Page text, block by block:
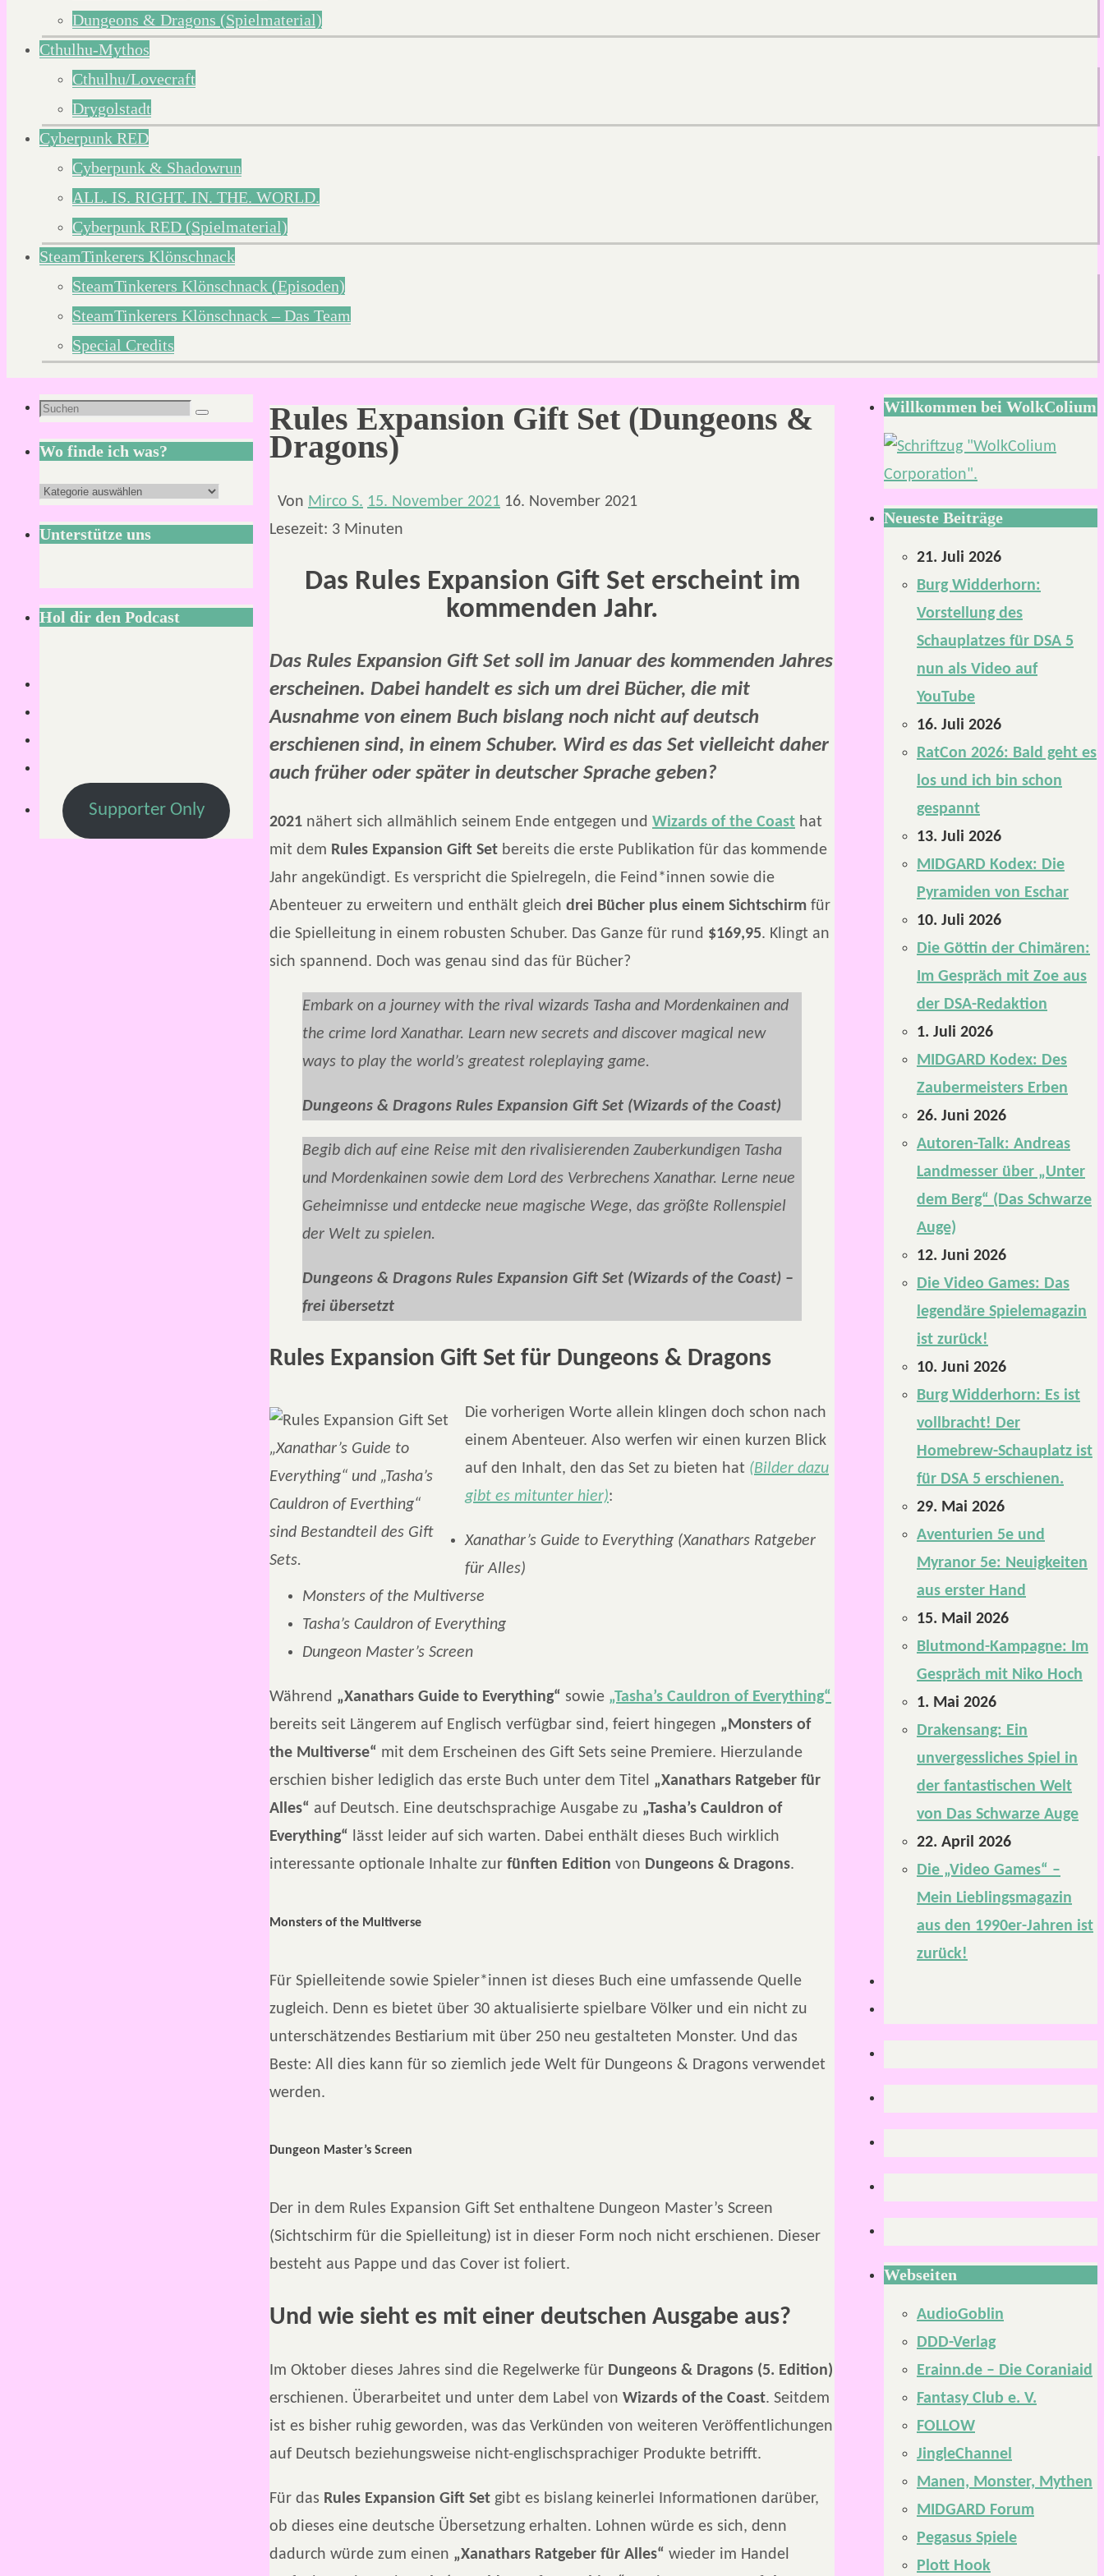
Dungeons & Dragons (Spielmaterial)
Cthulhu-Mythos
Cthulhu/Lovecraft
Drygolstadt
Cyberpunk RED
Cyberpunk & Shadowrun
ALL. IS. RIGHT. IN. THE. WORLD.
Cyberpunk RED (Spielmaterial)
SteamTinkerers Klönschnack
SteamTinkerers Klönschnack (Episoden)
SteamTinkerers Klönschnack – Das Team
Special Credits
Rules Expansion Gift Set (Dungeons &
Dragons)
Von Mirco S. 15. November 2021 16. November 2021
Lesezeit: 3 Minuten
Das Rules Expansion Gift Set erscheint im
kommenden Jahr.
Das Rules Expansion Gift Set soll im Januar des kommenden Jahres
erscheinen. Dabei handelt es sich um drei Bücher, die mit
Ausnahme von einem Buch bislang noch nicht auf deutsch
erschienen sind, in einem Schuber. Wird es das Set vielleicht daher
auch früher oder später in deutscher Sprache geben?
2021 nähert sich allmählich seinem Ende entgegen und Wizards of the Coast hat
mit dem Rules Expansion Gift Set bereits die erste Publikation für das kommende
Jahr angekündigt. Es verspricht die Spielregeln, die Feind*innen sowie die
Abenteuer zu erweitern und enthält gleich drei Bücher plus einem Sichtschirm für
die Spielleitung in einem robusten Schuber. Das Ganze für rund $169,95. Klingt an
sich spannend. Doch was genau sind das für Bücher?
Embark on a journey with the rival wizards Tasha and Mordenkainen and
the crime lord Xanathar. Learn new secrets and discover magical new
ways to play the world’s greatest roleplaying game.
Dungeons & Dragons Rules Expansion Gift Set (Wizards of the Coast)
Begib dich auf eine Reise mit den rivalisierenden Zauberkundigen Tasha
und Mordenkainen sowie dem Lord des Verbrechens Xanathar. Lerne neue
Geheimnisse und entdecke neue magische Wege, das größte Rollenspiel
der Welt zu spielen.
Dungeons & Dragons Rules Expansion Gift Set (Wizards of the Coast) –
frei übersetzt
Rules Expansion Gift Set für Dungeons & Dragons
„Xanathar’s Guide to
Everything“ und „Tasha’s
Cauldron of Everthing“
sind Bestandteil des Gift
Sets.
Die vorherigen Worte allein klingen doch schon nach
einem Abenteuer. Also werfen wir einen kurzen Blick
auf den Inhalt, den das Set zu bieten hat (Bilder dazu
gibt es mitunter hier):
Xanathar’s Guide to Everything (Xanathars Ratgeber
für Alles)
Monsters of the Multiverse
Tasha’s Cauldron of Everything
Dungeon Master’s Screen
Während „Xanathars Guide to Everything“ sowie „Tasha’s Cauldron of Everything“
bereits seit Längerem auf Englisch verfügbar sind, feiert hingegen „Monsters of
the Multiverse“ mit dem Erscheinen des Gift Sets seine Premiere. Hierzulande
erschien bisher lediglich das erste Buch unter dem Titel „Xanathars Ratgeber für
Alles“ auf Deutsch. Eine deutschsprachige Ausgabe zu „Tasha’s Cauldron of
Everything“ lässt leider auf sich warten. Dabei enthält dieses Buch wirklich
interessante optionale Inhalte zur fünften Edition von Dungeons & Dragons.
Monsters of the Multiverse
Für Spielleitende sowie Spieler*innen ist dieses Buch eine umfassende Quelle
zugleich. Denn es bietet über 30 aktualisierte spielbare Völker und ein nicht zu
unterschätzendes Bestiarium mit über 250 neu gestalteten Monster. Und das
Beste: All dies kann für so ziemlich jede Welt für Dungeons & Dragons verwendet
werden.
Dungeon Master’s Screen
Der in dem Rules Expansion Gift Set enthaltene Dungeon Master’s Screen
(Sichtschirm für die Spielleitung) ist in dieser Form noch nicht erschienen. Dieser
besteht aus Pappe und das Cover ist foliert.
Und wie sieht es mit einer deutschen Ausgabe aus?
Im Oktober dieses Jahres sind die Regelwerke für Dungeons & Dragons (5. Edition)
erschienen. Überarbeitet und unter dem Label von Wizards of the Coast. Seitdem
ist es bisher ruhig geworden, was das Verkünden von weiteren Veröffentlichungen
auf Deutsch beziehungsweise nicht-englischsprachiger Produkte betrifft.
Für das Rules Expansion Gift Set gibt es bislang keinerlei Informationen darüber,
ob dieses eine deutsche Übersetzung erhalten. Lohnen würde es sich, denn
dadurch würde zum einen „Xanathars Ratgeber für Alles“ wieder im Handel
Suchen
nach:
Suchen
Wo finde ich was?
Wo
finde
ich
Unterstütze uns
Hol dir den Podcast
Supporter Only
Willkommen bei WolkColium
Neueste Beiträge
21. Juli 2026
Burg Widderhorn:
Vorstellung des
Schauplatzes für DSA 5
nun als Video auf
YouTube
16. Juli 2026
RatCon 2026: Bald geht es
los und ich bin schon
gespannt
13. Juli 2026
MIDGARD Kodex: Die
Pyramiden von Eschar
10. Juli 2026
Die Göttin der Chimären:
Im Gespräch mit Zoe aus
der DSA-Redaktion
1. Juli 2026
MIDGARD Kodex: Des
Zaubermeisters Erben
26. Juni 2026
Autoren-Talk: Andreas
Landmesser über „Unter
dem Berg“ (Das Schwarze
Auge)
12. Juni 2026
Die Video Games: Das
legendäre Spielemagazin
ist zurück!
10. Juni 2026
Burg Widderhorn: Es ist
vollbracht! Der
Homebrew-Schauplatz ist
für DSA 5 erschienen.
29. Mai 2026
Aventurien 5e und
Myranor 5e: Neuigkeiten
aus erster Hand
15. Mail 2026
Blutmond-Kampagne: Im
Gespräch mit Niko Hoch
1. Mai 2026
Drakensang: Ein
unvergessliches Spiel in
der fantastischen Welt
von Das Schwarze Auge
22. April 2026
Die „Video Games“ –
Mein Lieblingsmagazin
aus den 1990er-Jahren ist
zurück!
Webseiten
AudioGoblin
DDD-Verlag
Erainn.de – Die Coraniaid
Fantasy Club e. V.
FOLLOW
JingleChannel
Manen, Monster, Mythen
MIDGARD Forum
Pegasus Spiele
Plott Hook